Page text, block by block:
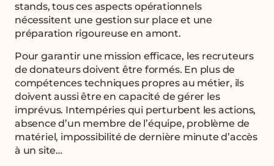
stands, tous ces aspects opérationnels
nécessitent une gestion sur place et une
préparation rigoureuse en amont.
Pour garantir une mission efficace, les recruteurs
de donateurs doivent être formés. En plus de
compétences techniques propres au métier, ils
doivent aussi être en capacité de gérer les
imprévus. Intempéries qui perturbent les actions,
absence d’un membre de l’équipe, problème de
matériel, impossibilité de dernière minute d’accès
à un site…